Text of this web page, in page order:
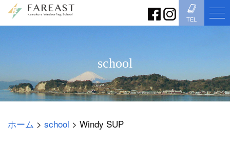
TEL
school
ホーム > school > Windy SUP